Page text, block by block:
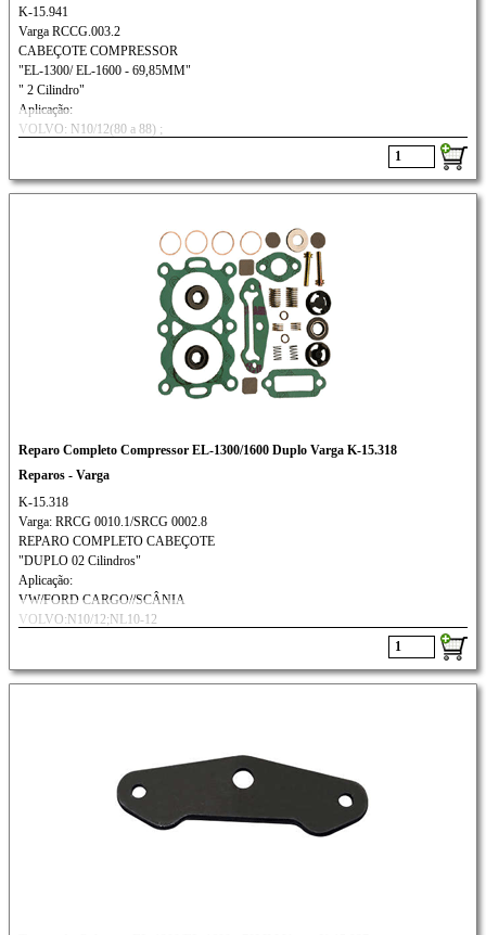
K-15.941
Varga RCCG.003.2
CABEÇOTE COMPRESSOR
"EL-1300/ EL-1600 - 69,85MM"
" 2 Cilindro"
Aplicação:
VOLVO: N10/12(80 a 88) ;
Reparo Completo Compressor EL-1300/1600 Duplo Varga K-15.318
Reparos - Varga
K-15.318
Varga: RRCG 0010.1/SRCG 0002.8
REPARO COMPLETO CABEÇOTE
"DUPLO 02 Cilindros"
Aplicação:
VW/FORD CARGO//SCÂNIA
VOLVO:N10/12;NL10-12